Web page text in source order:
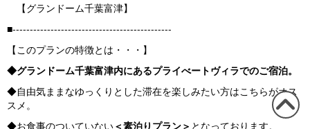
【グランドーム千葉富津】
■----------------------------------------------
【このプランの特徴とは・・・】
◆グランドーム千葉富津内にあるプライべートヴィラでのご宿泊。
◆自由気ままなゆっくりとした滞在を楽しみたい方はこちらがオス
スメ。
◆お食事のついていない＜素泊りプラン＞ となっております。